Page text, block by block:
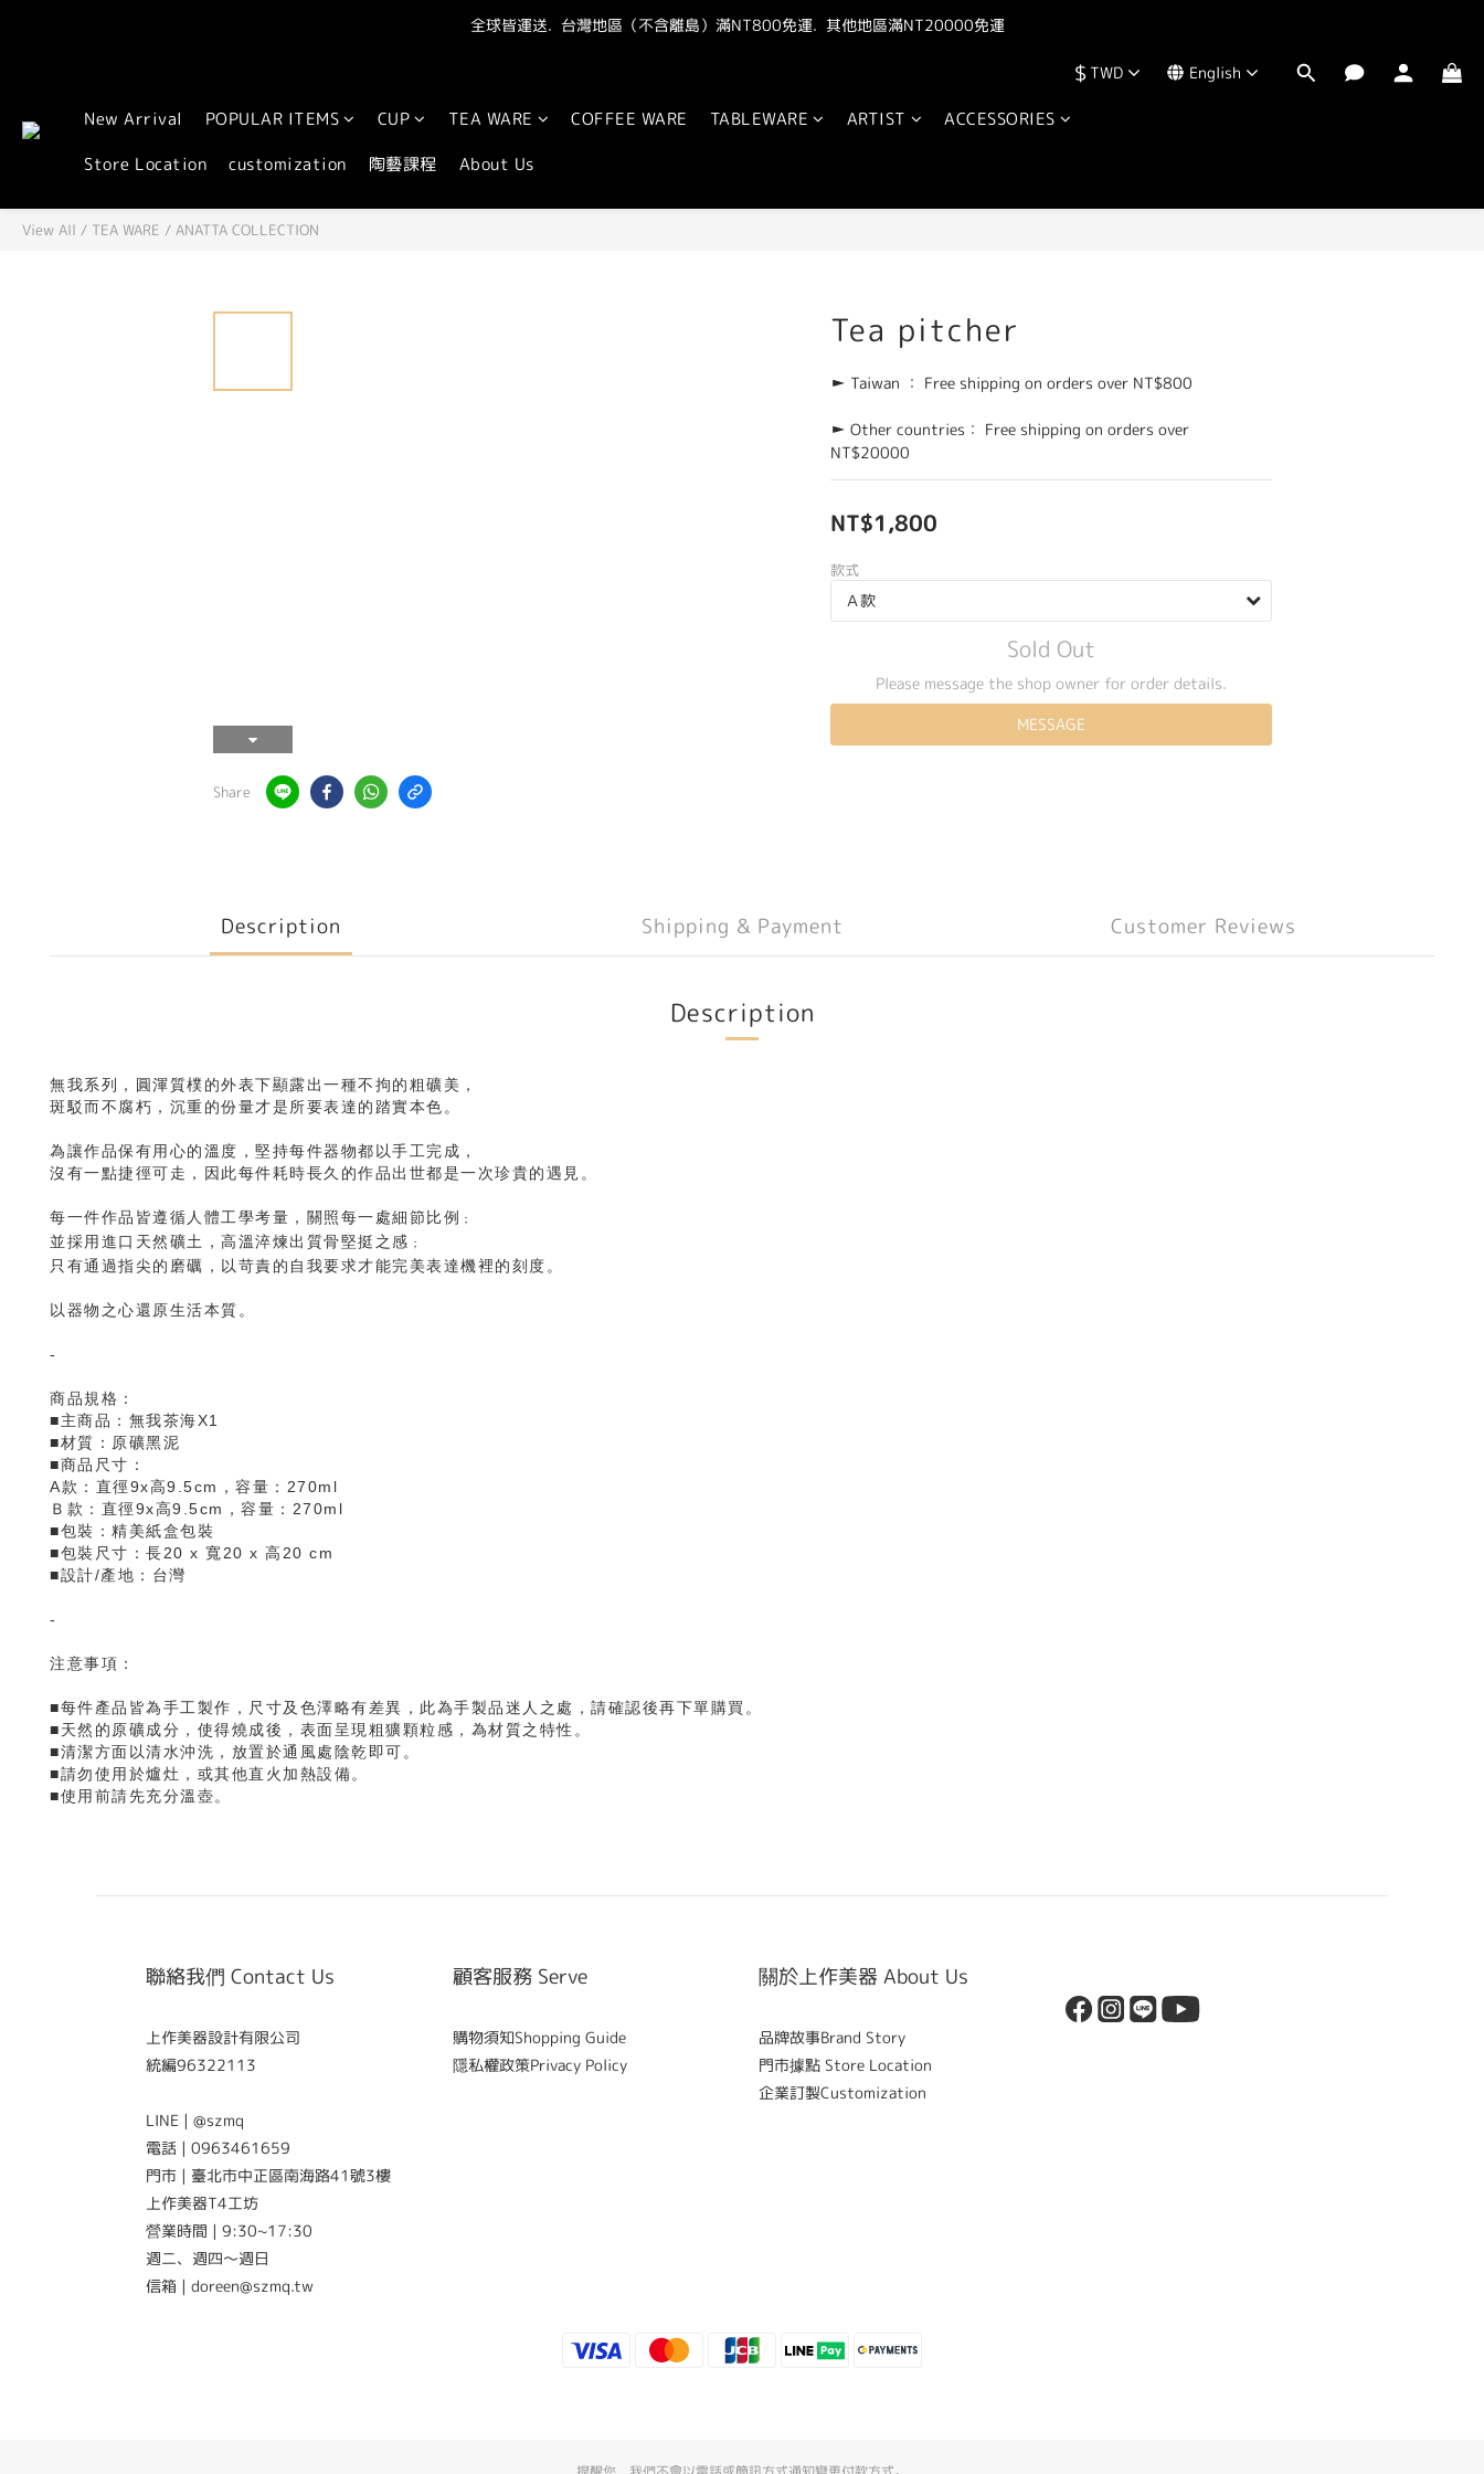
"點我" 加官方LINE最新優惠抽獎資訊
全球皆運送.  台灣地區（不含離島）滿NT800免運.  其他地區滿NT20000免運
$ TWD English
New Arrival POPULAR ITEMS CUP TEA WARE COFFEE WARE TABLEWARE ARTIST
ACCESSORIES
Store Location
customization 陶藝課程 About Us
View All / TEA WARE / ANATTA COLLECTION
Share
Tea pitcher
► Taiwan ： Free shipping on orders over NT$800
► Other countries： Free shipping on orders over
NT$20000
NT$1,800
款式
Sold Out
Please message the shop owner for order details.
MESSAGE
Description Shipping & Payment Customer Reviews
Description
無我系列，圓渾質樸的外表下顯露出一種不拘的粗礦美，
斑駁而不腐朽，沉重的份量才是所要表達的踏實本色。
為讓作品保有用心的溫度，堅持每件器物都以手工完成，
沒有一點捷徑可走，因此每件耗時長久的作品出世都是一次珍貴的遇見。
每一件作品皆遵循人體工學考量，關照每一處細節比例 ；
並採用進口天然礦土，高溫淬煉出質骨堅挺之感 ；
只有通過指尖的磨礪，以苛責的自我要求才能完美表達機裡的刻度。
以器物之心還原生活本質。
-
商品規格：
■主商品：無我茶海X1
■材質：原礦黑泥
■商品尺寸：
A款：直徑9x高9.5cm，容量：270ml
Ｂ款：直徑9x高9.5cm，容量：270ml
■包裝：精美紙盒包裝
■包裝尺寸： 長20 x 寬20 x 高20 cm
■設計/產地：台灣
-
注意事項：
■每件產品皆為手工製作，尺寸及色澤略有差異，此為手製品迷人之處，請確認後再下單購買。
■天然的原礦成分，使得燒成後，表面呈現粗獷顆粒感，為材質之特性。
■清潔方面以清水沖洗，放置於通風處陰乾即可。
■請勿使用於爐灶，或其他直火加熱設備。
■使用前請先充分溫壺。
聯絡我們 Contact Us
上作美器設計有限公司
統編96322113
LINE | @szmq
電話 | 0963461659
門市 | 臺北市中正區南海路41號3樓
上作美器T4工坊
營業時間 | 9:30~17:30
週二、週四～週日
信箱 | doreen@szmq.tw
顧客服務 Serve
購物須知Shopping Guide
隱私權政策Privacy Policy
關於上作美器 About Us
品牌故事Brand Story
門市據點 Store Location
企業訂製Customization